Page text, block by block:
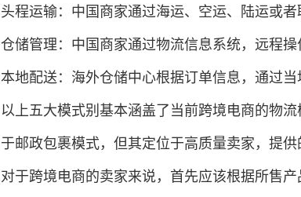
头程运输：中国商家通过海运、空运、陆运或者
仓储管理：中国商家通过物流信息系统，远程操
本地配送：海外仓储中心根据订单信息，通过当
以上五大模式别基本涵盖了当前跨境电商的物
于邮政包裹模式，但其定位于高质量卖家，提供
对于跨境电商的卖家来说，首先应该根据所售